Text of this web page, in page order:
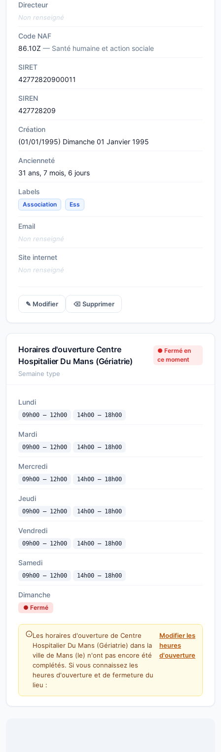
Directeur
Non renseigné
Code NAF
86.10Z — Santé humaine et action sociale
SIRET
42772820900011
SIREN
427728209
Création
(01/01/1995) Dimanche 01 Janvier 1995
Ancienneté
31 ans, 7 mois, 6 jours
Labels
Association Ess
Email
Non renseigné
Site internet
Non renseigné
✎ Modifier ⌫ Supprimer
Horaires d'ouverture Centre
Hospitalier Du Mans (Gériatrie)
● Fermé en
ce moment
Semaine type
Lundi
09h00 — 12h00 14h00 — 18h00
Mardi
09h00 — 12h00 14h00 — 18h00
Mercredi
09h00 — 12h00 14h00 — 18h00
Jeudi
09h00 — 12h00 14h00 — 18h00
Vendredi
09h00 — 12h00 14h00 — 18h00
Samedi
09h00 — 12h00 14h00 — 18h00
Dimanche
● Fermé
Les horaires d'ouverture de Centre
Hospitalier Du Mans (Gériatrie) dans la
ville de Mans (le) n'ont pas encore été
complétés. Si vous connaissez les
heures d'ouverture et de fermeture du
lieu :
Modifier les
heures
d'ouverture